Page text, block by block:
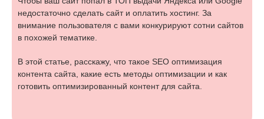
недостаточно сделать сайт и оплатить хостинг. За
внимание пользователя с вами конкурируют сотни сайтов
в похожей тематике.
В этой статье, расскажу, что такое SEO оптимизация
контента сайта, какие есть методы оптимизации и как
готовить оптимизированный контент для сайта.